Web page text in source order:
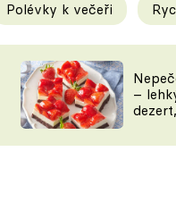
Tipy a triky
KAM ZA JÍDLEM
VYCHYTÁVKY
Polévky k večeři
–